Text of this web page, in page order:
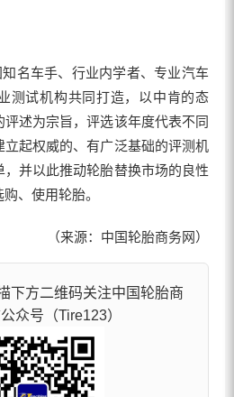
名车手、行业内学者、专业汽车
测试机构共同打造，以中肯的态
述为宗旨，评选该年度代表不同
起权威的、有广泛基础的评测机
并以此推动轮胎替换市场的良性
、使用轮胎。
（来源：中国轮胎商务网）
下方二维码关注中国轮胎商
众号（Tire123）